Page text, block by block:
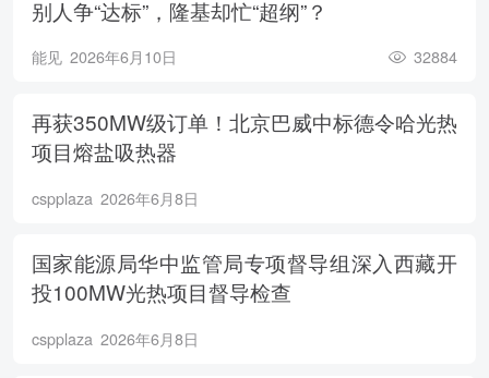
别人争“达标”，隆基却忙“超纲”？
能见 2026年6月10日 32884
再获350MW级订单！北京巴威中标德令哈光热
项目熔盐吸热器
cspplaza 2026年6月8日
国家能源局华中监管局专项督导组深入西藏开
投100MW光热项目督导检查
cspplaza 2026年6月8日